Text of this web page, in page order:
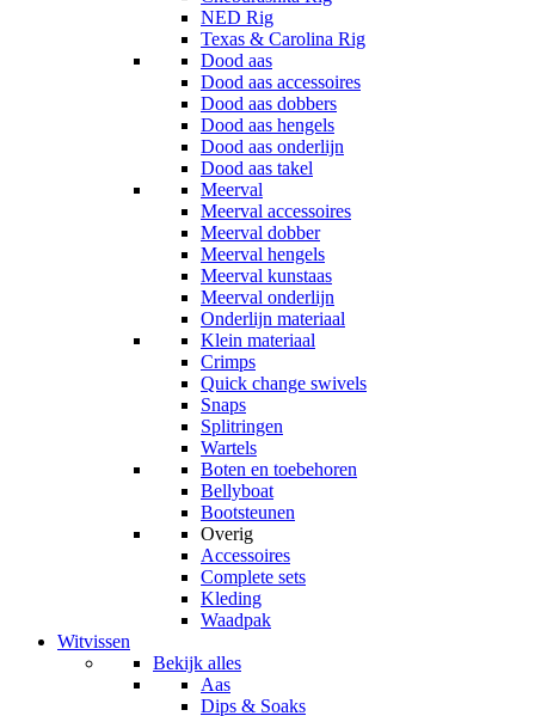
NED Rig
Texas & Carolina Rig
Dood aas
Dood aas accessoires
Dood aas dobbers
Dood aas hengels
Dood aas onderlijn
Dood aas takel
Meerval
Meerval accessoires
Meerval dobber
Meerval hengels
Meerval kunstaas
Meerval onderlijn
Onderlijn materiaal
Klein materiaal
Crimps
Quick change swivels
Snaps
Splitringen
Wartels
Boten en toebehoren
Bellyboat
Bootsteunen
Overig
Accessoires
Complete sets
Kleding
Waadpak
Witvissen
Bekijk alles
Aas
Dips & Soaks